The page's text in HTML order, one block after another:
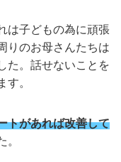
は子どもの為に頑張
りのお母さんたちは
た。話せないことを
。
トがあれば改善して